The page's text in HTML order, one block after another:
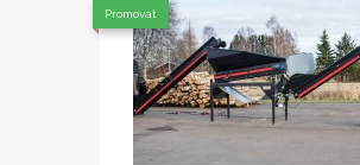
Promovat